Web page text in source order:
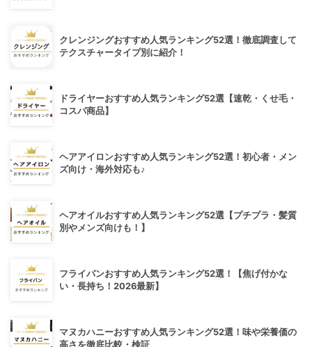
クレンジングおすすめ人気ランキング52選！徹底調査して
テクスチャータイプ別に紹介！
ドライヤーおすすめ人気ランキング52選【速乾・くせ毛・
コスパ商品】
ヘアアイロンおすすめ人気ランキング52選！初心者・メン
ズ向け・海外対応も♪
ヘアオイルおすすめ人気ランキング52選【プチプラ・髪質
別やメンズ向けも！】
フライパンおすすめ人気ランキング52選！【焦げ付かな
い・長持ち！2026最新】
マヌカハニーおすすめ人気ランキング52選！味や栄養価の
高さを徹底比較・検証